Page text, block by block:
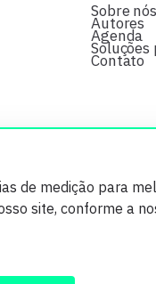
de medição para
site, conforme a
Sobre nós
Autores
Agenda
Soluções
Contato